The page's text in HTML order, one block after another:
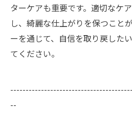
ターケアも重要です。適切なケ
し、綺麗な仕上がりを保つこと
ーを通じて、自信を取り戻した
てください。
--